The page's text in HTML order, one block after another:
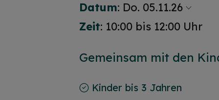
Datum: Do. 05.11.26
Zeit: 10:00 bis 12:00 Uhr
Gemeinsam mit den
Kinder bis 3 Jahren